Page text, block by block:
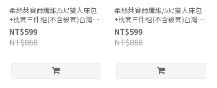
柔絲萊賽爾纖維/5尺雙人床包
+枕套三件組(不含被套)台灣
製/HT055
NT$599
NT$868
柔絲萊賽爾纖維/5尺雙人床包
+枕套三件組(不含被套)台灣
製/HT064
NT$599
NT$868